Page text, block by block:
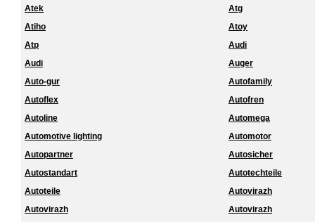
Atek
Atg
Atiho
Atoy
Atp
Audi
Audi
Auger
Auto-gur
Autofamily
Autoflex
Autofren
Autoline
Automega
Automotive lighting
Automotor
Autopartner
Autosicher
Autostandart
Autotechteile
Autoteile
Autovirazh
Autovirazh
Autovirazh